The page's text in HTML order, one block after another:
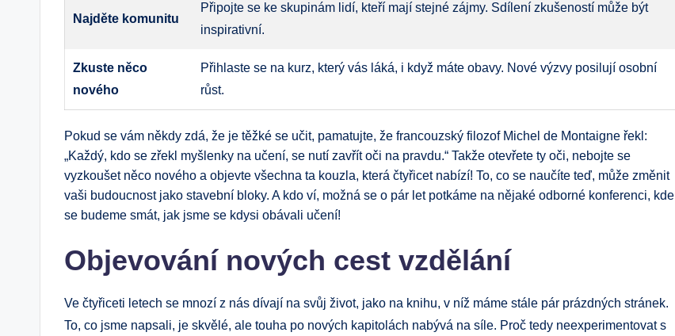
Najděte komunitu
Připojte se ke skupinám lidí, kteří mají stejné zájmy. Sdílení zkušeností může být
inspirativní.
Zkuste něco
nového
Přihlaste se na kurz, který vás láká, i když máte obavy. Nové výzvy posilují osobní
růst.
Pokud se vám někdy zdá, že je těžké se učit, pamatujte, že francouzský filozof Michel de Montaigne řekl:
„Každý, kdo se zřekl myšlenky na učení, se nutí zavřít oči na pravdu.“ Takže otevřete ty oči, nebojte se
vyzkoušet něco nového a objevte všechna ta kouzla, která čtyřicet nabízí! To, co se naučíte teď, může změnit
vaši budoucnost jako stavební bloky. A kdo ví, možná se o pár let potkáme na nějaké odborné konferenci, kde
se budeme smát, jak jsme se kdysi obávali učení!
Objevování nových cest vzdělání
Ve čtyřiceti letech se mnozí z nás dívají na svůj život, jako na knihu, v níž máme stále pár prázdných stránek.
To, co jsme napsali, je skvělé, ale touha po nových kapitolách nabývá na síle. Proč tedy neexperimentovat s